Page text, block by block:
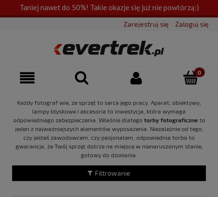
Taniej nawet do 50%! Takie okazje się już nie powtórzą:)
Zarejestruj się Zaloguj się
Filtrowanie
Każdy fotograf wie, że sprzęt to serce jego pracy. Aparat, obiektywy,
lampy błyskowe i akcesoria to inwestycja, która wymaga
odpowiedniego zabezpieczenia. Właśnie dlatego torby fotograficzne to
jeden z najważniejszych elementów wyposażenia. Niezależnie od tego,
czy jesteś zawodowcem, czy pasjonatem, odpowiednia torba to
gwarancja, że Twój sprzęt dotrze na miejsce w nienaruszonym stanie,
gotowy do działania.